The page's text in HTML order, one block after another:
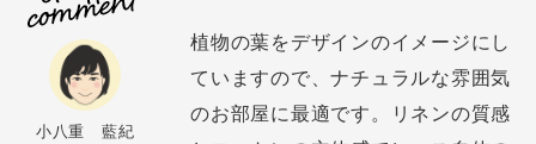
小八重 藍紀
植物の葉をデザインのイメージにし
ていますので、ナチュラルな雰囲気
のお部屋に最適です。リネンの質感